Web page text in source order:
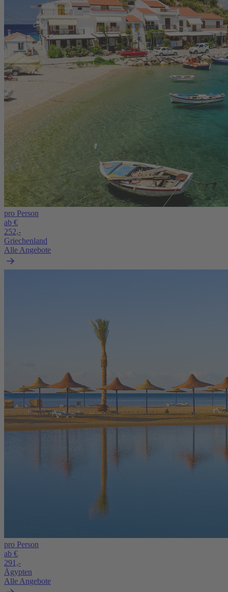
pro Person
ab €
252,-
Griechenland
Alle Angebote
pro Person
ab €
291,-
Ägypten
Alle Angebote